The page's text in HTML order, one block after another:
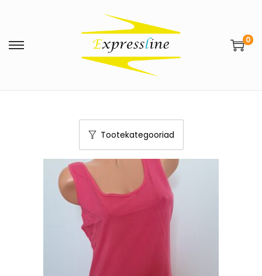
0
Tootekategooriad